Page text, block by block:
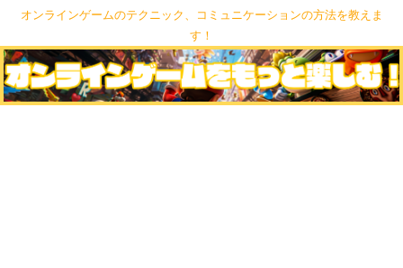
オンラインゲームのテクニック、コミュニケーションの方法を教えま
す！